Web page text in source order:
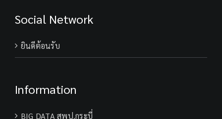
Social Network
ยินดีต้อนรับ
Information
BIG DATA สพป.กระบี่